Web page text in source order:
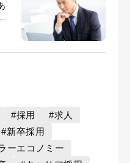
#採用
#求人
#新卒採用
ーエコノミー